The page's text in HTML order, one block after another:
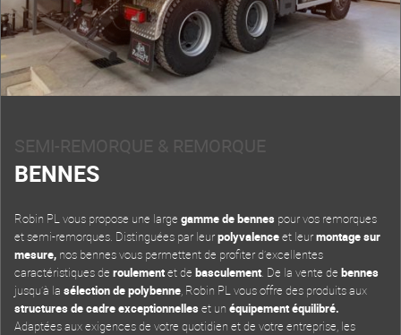
SEMI-REMORQUE & REMORQUE
BENNES
Robin PL vous propose une large gamme de bennes pour vos remorques
et semi-remorques. Distinguées par leurpolyvalenceet leurmontage sur
mesure, nos bennes vous permettent de profiter d’excellentes
caractéristiques de roulementet de basculement. De la vente de bennes
jusqu’à la sélection de polybenne, Robin PL vous offre des produits aux
structures de cadre exceptionnelleset un équipement équilibré.
Adaptées aux exigences de votre quotidien et de votre entreprise, les